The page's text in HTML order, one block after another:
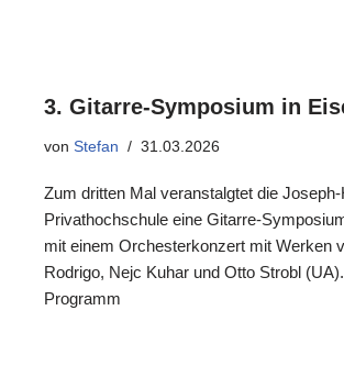
3. Gitarre-Symposium in
von Stefan 31.03.2026
Zum dritten Mal veranstalgtet die
Privathochschule eine Gitarre-
mit einem Orchesterkonzert mit Werken
Rodrigo, Nejc Kuhar und Otto Strobl
Programm